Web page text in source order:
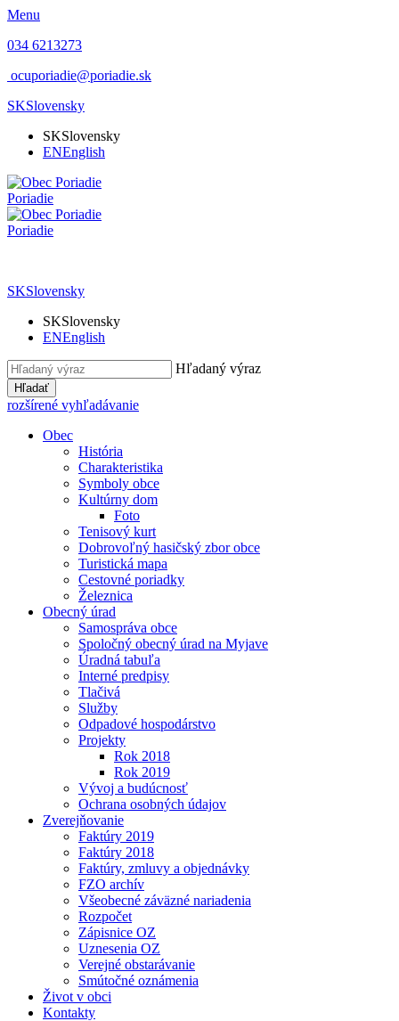
Menu
034 6213273
ocuporiadie@poriadie.sk
SKSlovensky
SKSlovensky
ENEnglish
Poriadie
Poriadie
SKSlovensky
SKSlovensky
ENEnglish
Hľadaný výraz
Hľadať
rozšírené vyhľadávanie
Obec
História
Charakteristika
Symboly obce
Kultúrny dom
Foto
Tenisový kurt
Dobrovoľný hasičský zbor obce
Turistická mapa
Cestovné poriadky
Železnica
Obecný úrad
Samospráva obce
Spoločný obecný úrad na Myjave
Úradná tabuľa
Interné predpisy
Tlačivá
Služby
Odpadové hospodárstvo
Projekty
Rok 2018
Rok 2019
Vývoj a budúcnosť
Ochrana osobných údajov
Zverejňovanie
Faktúry 2019
Faktúry 2018
Faktúry, zmluvy a objednávky
FZO archív
Všeobecné záväzné nariadenia
Rozpočet
Zápisnice OZ
Uznesenia OZ
Verejné obstarávanie
Smútočné oznámenia
Život v obci
Kontakty